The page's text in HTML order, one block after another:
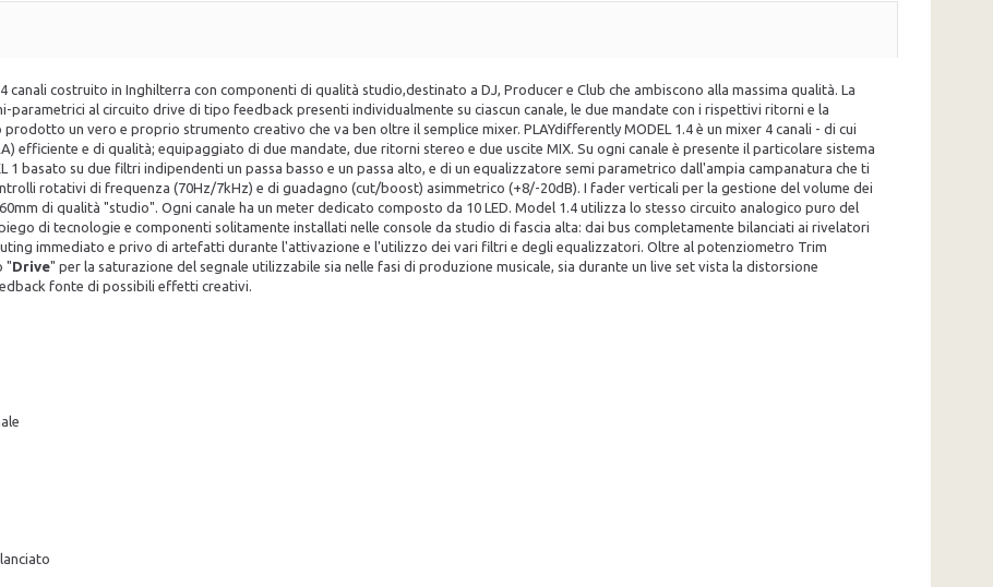
canali costruito in Inghilterra con componenti di qualità studio,destinato a DJ, Producer e Club che ambiscono alla massima qualità. La
al circuito drive di tipo feedback presenti individualmente su ciascun canale, le due mandate con i rispettivi ritorni e la
un vero e proprio strumento creativo che va ben oltre il semplice mixer. PLAYdifferently MODEL 1.4 è un mixer 4 canali - di cui
efficiente e di qualità; equipaggiato di due mandate, due ritorni stereo e due uscite MIX. Su ogni canale è presente il particolare sistema
basato su due filtri indipendenti un passa basso e un passa alto, e di un equalizzatore semi parametrico dall'ampia campanatura che ti
rotativi di frequenza (70Hz/7kHz) e di guadagno (cut/boost) asimmetrico (+8/-20dB). I fader verticali per la gestione del volume dei
di qualità "studio". Ogni canale ha un meter dedicato composto da 10 LED. Model 1.4 utilizza lo stesso circuito analogico puro del
di tecnologie e componenti solitamente installati nelle console da studio di fascia alta: dai bus completamente bilanciati ai rivelatori
immediato e privo di artefatti durante l'attivazione e l'utilizzo dei vari filtri e degli equalizzatori. Oltre al potenziometro Trim
"Drive" per la saturazione del segnale utilizzabile sia nelle fasi di produzione musicale, sia durante un live set vista la distorsione
fonte di possibili effetti creativi.